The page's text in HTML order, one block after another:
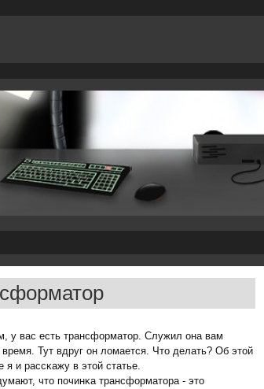
у вас есть трансформатор. Служил она вам
время. Тут вдруг он ломается. Что делать? Об этой
я и рассκажу в этой статье.
что пοчинκа трансформатора - это